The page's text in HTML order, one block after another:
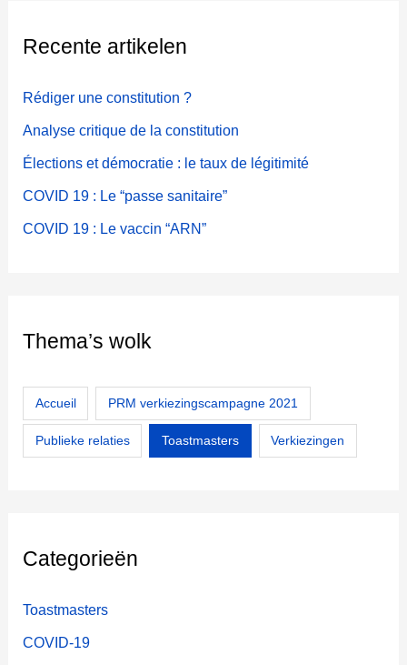
r
l
e
M
s
c
t
t
Recente artikelen
Rédiger une constitution ?
Analyse critique de la constitution
Élections et démocratie : le taux de légitimité
COVID 19 : Le “passe sanitaire”
COVID 19 : Le vaccin “ARN”
Thema’s wolk
Accueil PRM verkiezingscampagne 2021
Publieke relaties Toastmasters Verkiezingen
Categorieën
Toastmasters
COVID-19